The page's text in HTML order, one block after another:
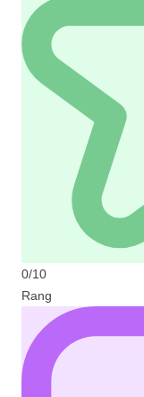
0/10
Rang